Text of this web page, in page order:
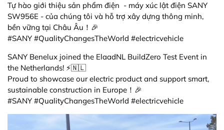
Tự hào giới thiệu sản phẩm điện - máy xúc lật điện SANY
SW956E - của chúng tôi và hỗ trợ xây dựng thông minh,
bền vững tại Châu Âu！🎉
#SANY #QualityChangesTheWorld #electricvehicle
SANY Benelux joined the ElaadNL BuildZero Test Event in
the Netherlands! ⚡️🇳🇱
Proud to showcase our electric product and support smart,
sustainable construction in Europe！🎉
#SANY #QualityChangesTheWorld #electricvehicle